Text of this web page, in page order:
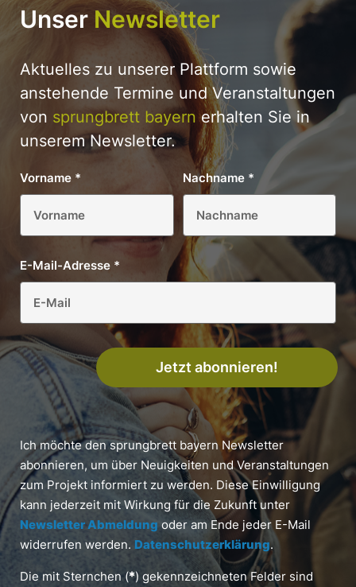
Unser Newsletter
Aktuelles zu unserer Plattform sowie
anstehende Termine und Veranstaltungen
von sprungbrett bayern erhalten Sie in
unserem Newsletter.
Vorname * Nachname *
E-Mail-Adresse *
Jetzt abonnieren!
Ich möchte den sprungbrett bayern Newsletter
abonnieren, um über Neuigkeiten und Veranstaltungen
zum Projekt informiert zu werden. Diese Einwilligung
kann jederzeit mit Wirkung für die Zukunft unter
Newsletter Abmeldung oder am Ende jeder E-Mail
widerrufen werden. Datenschutzerklärung.
Die mit Sternchen (*) gekennzeichneten Felder sind